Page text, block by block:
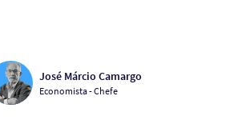
José Márcio Camargo
Economista - Chefe